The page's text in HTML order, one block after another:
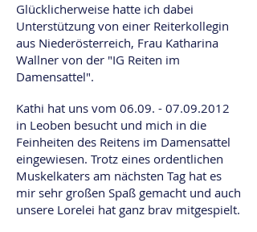
Glücklicherweise hatte ich dabei
Unterstützung von einer Reiterkollegin
aus Niederösterreich, Frau Katharina
Wallner von der "IG Reiten im
Damensattel".
Kathi hat uns vom 06.09. - 07.09.2012
in Leoben besucht und mich in die
Feinheiten des Reitens im Damensattel
eingewiesen. Trotz eines ordentlichen
Muskelkaters am nächsten Tag hat es
mir sehr großen Spaß gemacht und auch
unsere Lorelei hat ganz brav mitgespielt.